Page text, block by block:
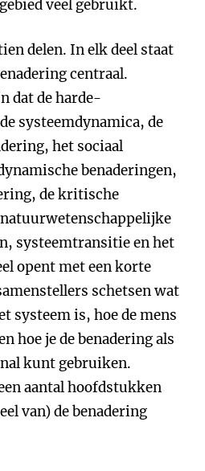
veel gebruikt.
delen. In elk deel staat
centraal.
dat de harde-
systeemdynamica, de
het sociaal
benaderingen,
de kritische
systeemtransitie en het
opent met een korte
schetsen wat
systeem is, hoe de mens
hoe je de benadering als
kunt gebruiken.
aantal hoofdstukken
van) de benadering